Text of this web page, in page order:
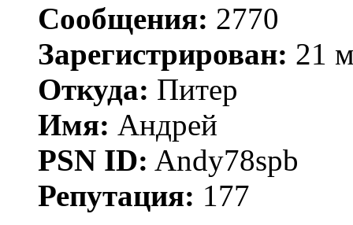
Сообщения: 2770
Зарегистрирован: 21
Откуда: Питер
Имя: Андрей
PSN ID: Andy78spb
Репутация: 177